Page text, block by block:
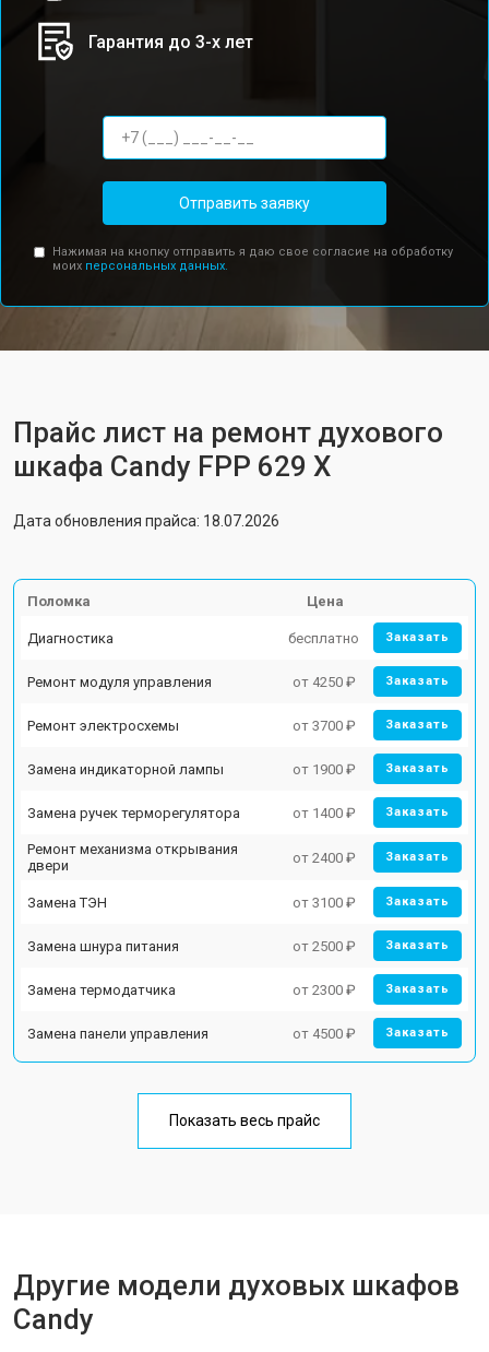
Гарантия до 3-х лет
Отправить заявку
Нажимая на кнопку отправить я даю свое согласие на обработку
моих персональных данных.
Прайс лист на ремонт духового
шкафа Candy FPP 629 X
Дата обновления прайса: 18.07.2026
Поломка Цена
Диагностика бесплатно Заказать
Ремонт модуля управления от 4250 ₽ Заказать
Ремонт электросхемы от 3700 ₽ Заказать
Замена индикаторной лампы от 1900 ₽ Заказать
Замена ручек терморегулятора от 1400 ₽ Заказать
Ремонт механизма открывания
двери
от 2400 ₽ Заказать
Замена ТЭН от 3100 ₽ Заказать
Замена шнура питания от 2500 ₽ Заказать
Замена термодатчика от 2300 ₽ Заказать
Замена панели управления от 4500 ₽ Заказать
Показать весь прайс
Другие модели духовых шкафов
Candy